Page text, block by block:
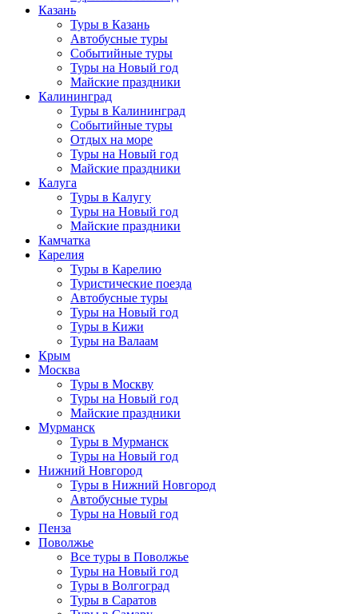
Казань
Туры в Казань
Автобусные туры
Событийные туры
Туры на Новый год
Майские праздники
Калининград
Туры в Калининград
Событийные туры
Отдых на море
Туры на Новый год
Майские праздники
Калуга
Туры в Калугу
Туры на Новый год
Майские праздники
Камчатка
Карелия
Туры в Карелию
Туристические поезда
Автобусные туры
Туры на Новый год
Туры в Кижи
Туры на Валаам
Крым
Москва
Туры в Москву
Туры на Новый год
Майские праздники
Мурманск
Туры в Мурманск
Туры на Новый год
Нижний Новгород
Туры в Нижний Новгород
Автобусные туры
Туры на Новый год
Пенза
Поволжье
Все туры в Поволжье
Туры на Новый год
Туры в Волгоград
Туры в Саратов